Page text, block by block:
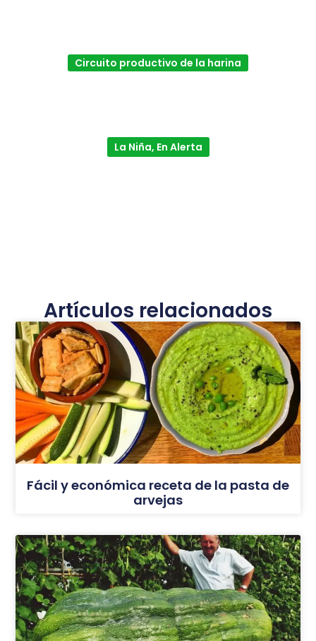
Circuito productivo de la harina
La Niña, En Alerta
Artículos relacionados
Fácil y económica receta de la pasta de
arvejas